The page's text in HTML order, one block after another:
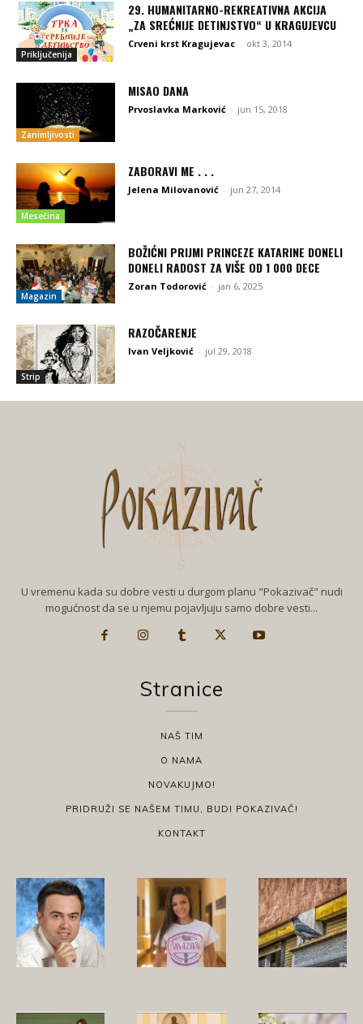
Priključenija
29. HUMANITARNO-REKREATIVNA AKCIJA
„ZA SREĆNIJE DETINJSTVO“ U KRAGUJEVCU
Crveni krst Kragujevac - okt 3, 2014
Zanimljivosti
MISAO DANA
Prvoslavka Marković - jun 15, 2018
Mesečina
ZABORAVI ME . . .
Jelena Milovanović - jun 27, 2014
Magazin
BOŽIĆNI PRIJMI PRINCEZE KATARINE DONELI
DONELI RADOST ZA VIŠE OD 1 000 DECE
Zoran Todorović - jan 6, 2025
Strip
RAZOČARENJE
Ivan Veljković - jul 29, 2018
U vremenu kada su dobre vesti u durgom planu "Pokazivač" nudi
mogućnost da se u njemu pojavljuju samo dobre vesti...
Stranice
NAŠ TIM
O NAMA
NOVAKUJMO!
PRIDRUŽI SE NAŠEM TIMU, BUDI POKAZIVAČ!
KONTAKT